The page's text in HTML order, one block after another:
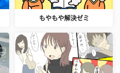
もやもや解決ゼミ